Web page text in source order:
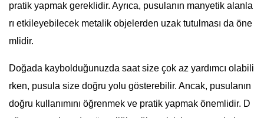
pratik yapmak gereklidir. Ayrıca, pusulanın manyetik alanla
rı etkileyebilecek metalik objelerden uzak tutulması da öne
mlidir.
Doğada kaybolduğunuzda saat size çok az yardımcı olabili
rken, pusula size doğru yolu gösterebilir. Ancak, pusulanın
doğru kullanımını öğrenmek ve pratik yapmak önemlidir. D